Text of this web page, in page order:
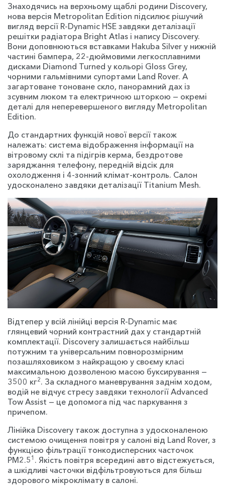
Знаходячись на верхньому щаблі родини Discovery,
нова версія Metropolitan Edition підсилює рішучий
вигляд версії R-Dynamic HSE завдяки деталізації
решітки радіатора Bright Atlas і напису Discovery.
Вони доповнюються вставками Hakuba Silver у нижній
частині бампера, 22-дюймовими легкосплавними
дисками Diamond Turned у кольорі Gloss Grey,
чорними гальмівними супортами Land Rover. А
загартоване тоноване скло, панорамний дах із
зсувним люком та електричною шторкою — окремі
деталі для неперевершеного вигляду Metropolitan
Edition.
До стандартних функцій нової версії також
належать: система відображення інформації на
вітровому склі та підігрів керма, бездротове
заряджання телефону, передній відсік для
охолодження і 4-зонний клімат-контроль. Салон
удосконалено завдяки деталізації Titanium Mesh.
Відтепер у всій лінійці версія R-Dynamic має
глянцевий чорний контрастний дах у стандартній
комплектації. Discovery залишається найбільш
потужним та універсальним повнорозмірним
позашляховиком з найкращою у своєму класі
максимальною дозволеною масою буксирування —
3500 кг2. За складного маневрування заднім ходом,
водій не відчує стресу завдяки технології Advanced
Tow Assist — це допомога під час паркування з
причепом.
Лінійка Discovery також доступна з удосконаленою
системою очищення повітря у салоні від Land Rover, з
функцією фільтрації тонкодисперсних часточок
PM2.5 1 . Якість повітря всередині авто відстежується,
а шкідливі часточки відфільтровуються для більш
здорового мікроклімату в салоні.